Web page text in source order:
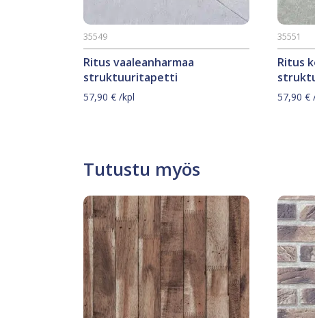
Ritus vaaleanharmaa
struktuuritapetti
35549
57,90 € /kpl
Ritus
35551
57,90€
Tutustu myös